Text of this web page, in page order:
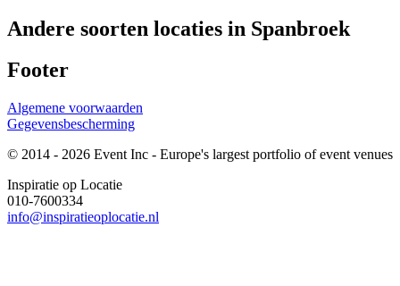
Andere soorten locaties in Spanbroek
Footer
Algemene voorwaarden
Gegevensbescherming
© 2014 - 2026 Event Inc - Europe's largest portfolio of event venues
Inspiratie op Locatie
010-7600334
info@inspiratieoplocatie.nl